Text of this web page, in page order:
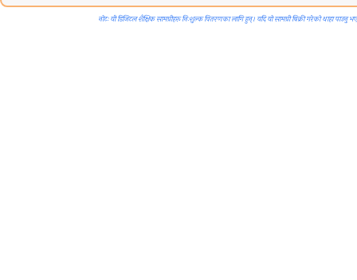
नोटः यी डिजिटल शैक्षिक सामग्रीहरू निःशुल्क वितरणका लागि हुन्। यदि यो सामग्री बिक्री गरेको